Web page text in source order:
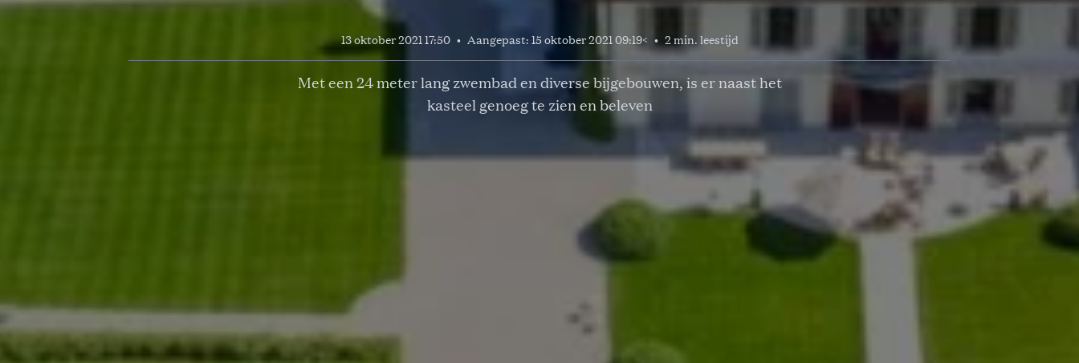
13 oktober 2021 17:50 • Aangepast: 15 oktober 2021 09:19< • 2 min. leestijd
Met een 24 meter lang zwembad en diverse bijgebouwen, is er naast het
kasteel genoeg te zien en beleven